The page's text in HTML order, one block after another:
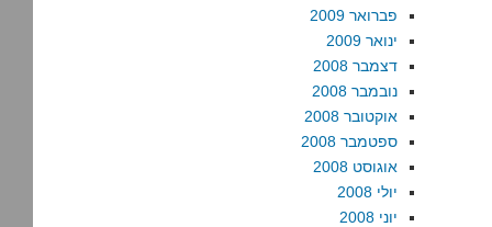
פברואר 2009
ינואר 2009
דצמבר 2008
נובמבר 2008
אוקטובר 2008
ספטמבר 2008
אוגוסט 2008
יולי 2008
יוני 2008